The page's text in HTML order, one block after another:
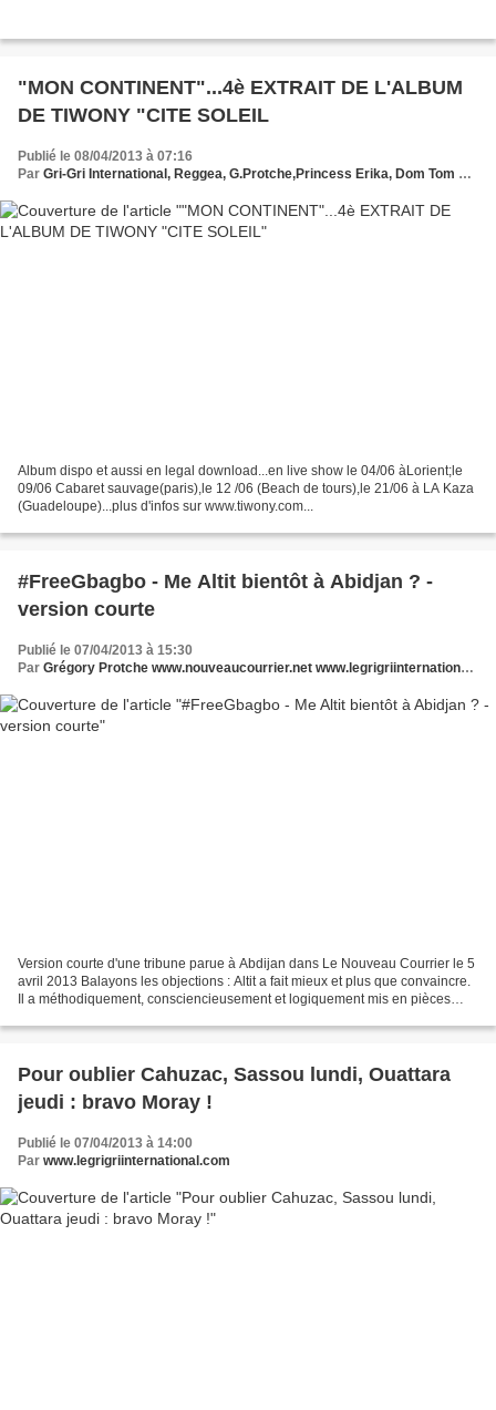
"MON CONTINENT"...4è EXTRAIT DE L'ALBUM
DE TIWONY "CITE SOLEIL
Publié le 08/04/2013 à 07:16
Par Gri-Gri International, Reggea, G.Protche,Princess Erika, Dom Tom EU, TIWONY , ma solange Oussou
Album dispo et aussi en legal download...en live show le 04/06 àLorient;le
09/06 Cabaret sauvage(paris),le 12 /06 (Beach de tours),le 21/06 à LA Kaza
(Guadeloupe)...plus d'infos sur www.tiwony.com...
#FreeGbagbo - Me Altit bientôt à Abidjan ? -
version courte
Publié le 07/04/2013 à 15:30
Par Grégory Protche www.nouveaucourrier.net www.legrigriinternational.com
Version courte d'une tribune parue à Abdijan dans Le Nouveau Courrier le 5
avril 2013 Balayons les objections : Altit a fait mieux et plus que convaincre.
Il a méthodiquement, consciencieusement et logiquement mis en pièces
Pour oublier Cahuzac, Sassou lundi, Ouattara
jeudi : bravo Moray !
Publié le 07/04/2013 à 14:00
Par www.legrigriinternational.com